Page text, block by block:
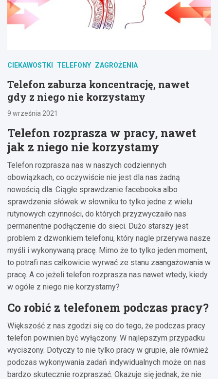
CIEKAWOSTKI TELEFONY ZAGROŻENIA
Telefon zaburza koncentrację, nawet
gdy z niego nie korzystamy
9 września 2021
Telefon rozprasza w pracy, nawet
jak z niego nie korzystamy
Telefon rozprasza nas w naszych codziennych
obowiązkach, co oczywiście nie jest dla nas żadną
nowością dla. Ciągłe sprawdzanie facebooka albo
sprawdzenie słówek w słowniku to tylko jedne z wielu
rutynowych czynności, do których przyzwyczaiło nas
permanentne podłączenie do sieci. Dużo starszy jest
problem z dzwonkiem telefonu, który nagle przerywa nasze
myśli i wykonywaną pracę. Mimo że to tylko jeden moment,
to potrafi nas całkowicie wyrwać ze stanu zaangażowania w
pracę. A co jeżeli telefon rozprasza nas nawet wtedy, kiedy
w ogóle z niego nie korzystamy?
Co robić z telefonem podczas pracy?
Większość z nas zgodzi się co do tego, że podczas pracy
telefon powinien być wyłączony. W najlepszym przypadku
wyciszony. Dotyczy to nie tylko pracy w grupie, ale również
podczas wykonywania zadań indywidualnych może on nas
bardzo skutecznie rozpraszać. Okazuje się jednak, że nie